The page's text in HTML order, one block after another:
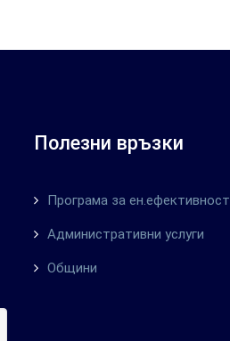
Полезни връзки
Програма за ен.ефективност
Административни услуги
Общини